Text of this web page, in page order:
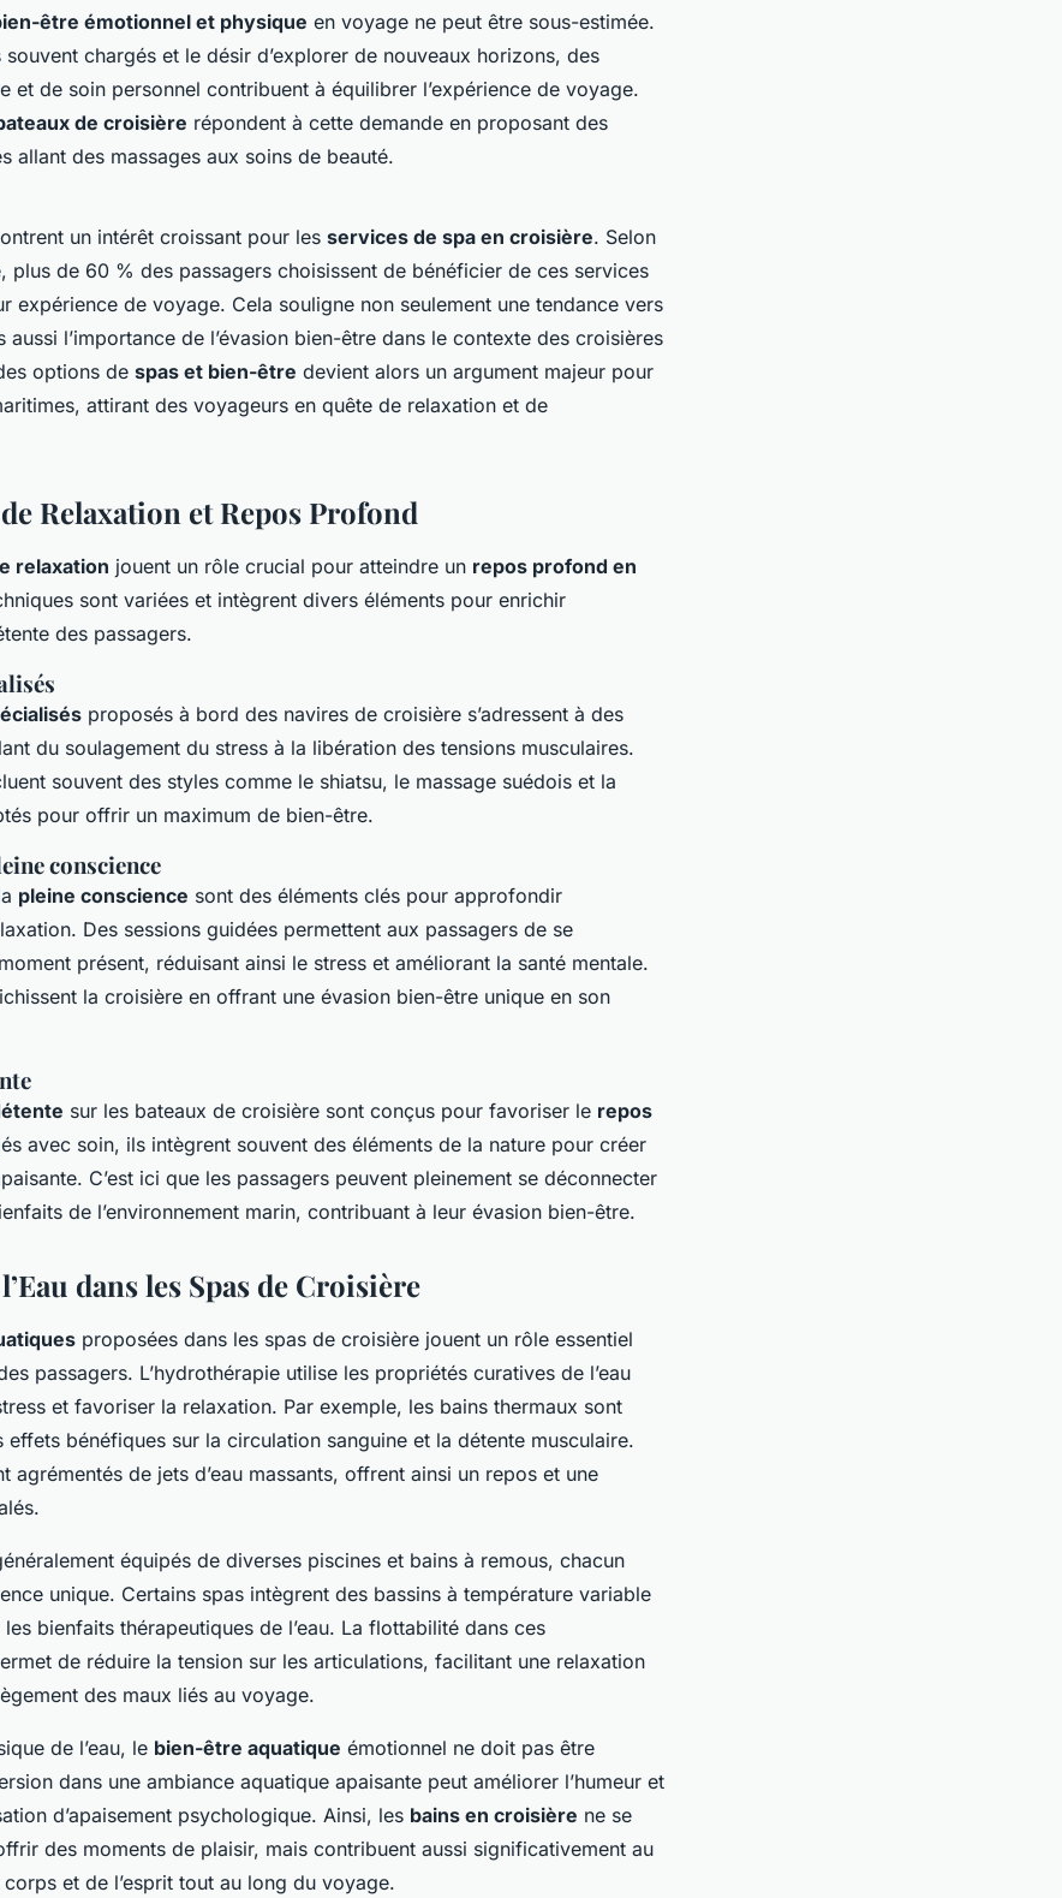
être émotionnel et physique en voyage ne peut être sous-estimée.
chargés et le désir d’explorer de nouveaux horizons, des
et de soin personnel contribuent à équilibrer l’expérience de voyage.
de croisière répondent à cette demande en proposant des
allant des massages aux soins de beauté.
un intérêt croissant pour les services de spa en croisière. Selon
plus de 60 % des passagers choisissent de bénéficier de ces services
expérience de voyage. Cela souligne non seulement une tendance vers
aussi l’importance de l’évasion bien-être dans le contexte des croisières
options de spas et bien-être devient alors un argument majeur pour
attirant des voyageurs en quête de relaxation et de
Relaxation et Repos Profond
relaxation jouent un rôle crucial pour atteindre un repos profond en
sont variées et intègrent divers éléments pour enrichir
des passagers.
proposés à bord des navires de croisière s’adressent à des
du soulagement du stress à la libération des tensions musculaires.
souvent des styles comme le shiatsu, le massage suédois et la
pour offrir un maximum de bien-être.
conscience
pleine conscience sont des éléments clés pour approfondir
Des sessions guidées permettent aux passagers de se
présent, réduisant ainsi le stress et améliorant la santé mentale.
la croisière en offrant une évasion bien-être unique en son
sur les bateaux de croisière sont conçus pour favoriser le repos
avec soin, ils intègrent souvent des éléments de la nature pour créer
C’est ici que les passagers peuvent pleinement se déconnecter
de l’environnement marin, contribuant à leur évasion bien-être.
dans les Spas de Croisière
proposées dans les spas de croisière jouent un rôle essentiel
passagers. L’hydrothérapie utilise les propriétés curatives de l’eau
et favoriser la relaxation. Par exemple, les bains thermaux sont
effets bénéfiques sur la circulation sanguine et la détente musculaire.
agrémentés de jets d’eau massants, offrent ainsi un repos et une
équipés de diverses piscines et bains à remous, chacun
unique. Certains spas intègrent des bassins à température variable
bienfaits thérapeutiques de l’eau. La flottabilité dans ces
de réduire la tension sur les articulations, facilitant une relaxation
des maux liés au voyage.
de l’eau, le bien-être aquatique émotionnel ne doit pas être
dans une ambiance aquatique apaisante peut améliorer l’humeur et
d’apaisement psychologique. Ainsi, les bains en croisière ne se
des moments de plaisir, mais contribuent aussi significativement au
et de l’esprit tout au long du voyage.